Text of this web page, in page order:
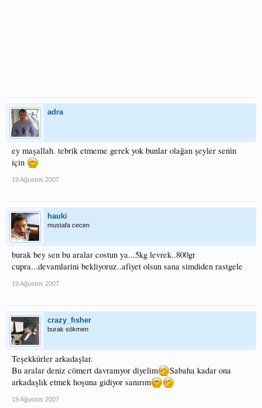
adra
ey maşallah. tebrik etmeme gerek yok bunlar olağan şeyler senin
için
19 Ağustos 2007
hauki
mustafa cecen
burak bey sen bu aralar costun ya...5kg levrek..800gr
cupra...devamlarini bekliyoruz..afiyet olsun sana simdiden rastgele
19 Ağustos 2007
crazy_fısher
burak sökmen
Teşekkürler arkadaşlar.
Bu aralar deniz cömert davranıyor diyelim
Sabaha kadar ona
arkadaşlık etmek hoşuna gidiyor sanırım
19 Ağustos 2007